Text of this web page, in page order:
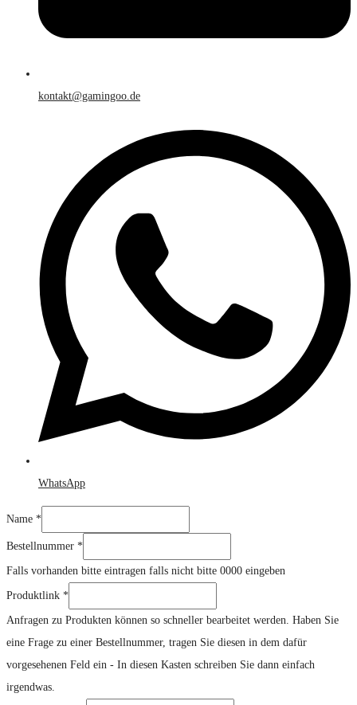
kontakt@gamingoo.de
WhatsApp
Name *
Kommentar
Produktlink
Nachricht
Bestellnummer *
Falls vorhanden bitte eintragen falls nicht bitte 0000 eingeben
Produktlink *
Anfragen zu Produkten können so schneller bearbeitet werden. Haben Sie
eine Frage zu einer Bestellnummer, tragen Sie diesen in dem dafür
vorgesehenen Feld ein - In diesen Kasten schreiben Sie dann einfach
irgendwas.